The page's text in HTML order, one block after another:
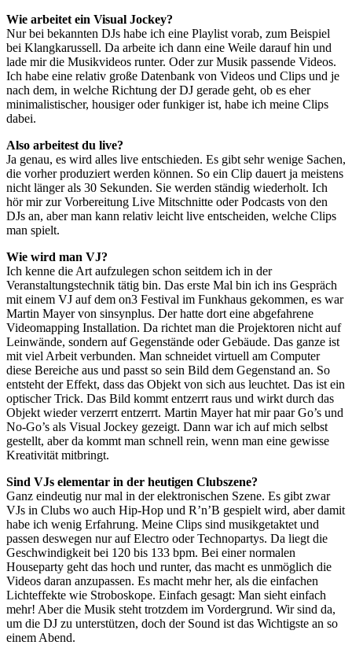
Wie arbeitet ein Visual Jockey?
Nur bei bekannten DJs habe ich eine Playlist vorab, zum Beispiel
bei Klangkarussell. Da arbeite ich dann eine Weile darauf hin und
lade mir die Musikvideos runter. Oder zur Musik passende Videos.
Ich habe eine relativ große Datenbank von Videos und Clips und je
nach dem, in welche Richtung der DJ gerade geht, ob es eher
minimalistischer, housiger oder funkiger ist, habe ich meine Clips
dabei.
Also arbeitest du live?
Ja genau, es wird alles live entschieden. Es gibt sehr wenige Sachen,
die vorher produziert werden können. So ein Clip dauert ja meistens
nicht länger als 30 Sekunden. Sie werden ständig wiederholt. Ich
hör mir zur Vorbereitung Live Mitschnitte oder Podcasts von den
DJs an, aber man kann relativ leicht live entscheiden, welche Clips
man spielt.
Wie wird man VJ?
Ich kenne die Art aufzulegen schon seitdem ich in der
Veranstaltungstechnik tätig bin. Das erste Mal bin ich ins Gespräch
mit einem VJ auf dem on3 Festival im Funkhaus gekommen, es war
Martin Mayer von sinsynplus. Der hatte dort eine abgefahrene
Videomapping Installation. Da richtet man die Projektoren nicht auf
Leinwände, sondern auf Gegenstände oder Gebäude. Das ganze ist
mit viel Arbeit verbunden. Man schneidet virtuell am Computer
diese Bereiche aus und passt so sein Bild dem Gegenstand an. So
entsteht der Effekt, dass das Objekt von sich aus leuchtet. Das ist ein
optischer Trick. Das Bild kommt entzerrt raus und wirkt durch das
Objekt wieder verzerrt entzerrt. Martin Mayer hat mir paar Go’s und
No-Go’s als Visual Jockey gezeigt. Dann war ich auf mich selbst
gestellt, aber da kommt man schnell rein, wenn man eine gewisse
Kreativität mitbringt.
Sind VJs elementar in der heutigen Clubszene?
Ganz eindeutig nur mal in der elektronischen Szene. Es gibt zwar
VJs in Clubs wo auch Hip-Hop und R’n’B gespielt wird, aber damit
habe ich wenig Erfahrung. Meine Clips sind musikgetaktet und
passen deswegen nur auf Electro oder Technopartys. Da liegt die
Geschwindigkeit bei 120 bis 133 bpm. Bei einer normalen
Houseparty geht das hoch und runter, das macht es unmöglich die
Videos daran anzupassen. Es macht mehr her, als die einfachen
Lichteffekte wie Stroboskope. Einfach gesagt: Man sieht einfach
mehr! Aber die Musik steht trotzdem im Vordergrund. Wir sind da,
um die DJ zu unterstützen, doch der Sound ist das Wichtigste an so
einem Abend.